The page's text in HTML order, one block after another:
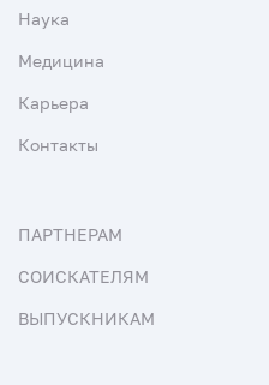
Наука
Медицина
Карьера
Контакты
ПАРТНЕРАМ
СОИСКАТЕЛЯМ
ВЫПУСКНИКАМ